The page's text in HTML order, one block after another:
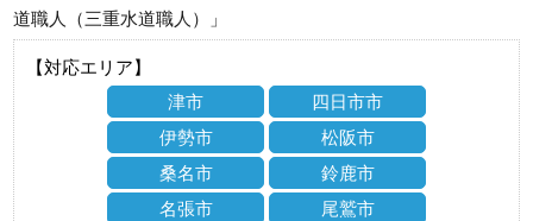
道職人（三重水道職人）」
【対応エリア】
津市
四日市市
伊勢市
松阪市
桑名市
鈴鹿市
名張市
尾鷲市